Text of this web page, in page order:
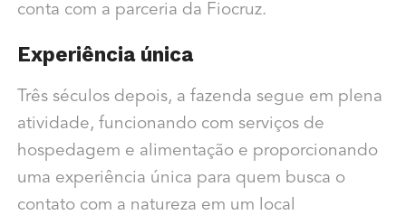
conta com a parceria da Fiocruz.
Experiência única
Três séculos depois, a fazenda segue em plena
atividade, funcionando com serviços de
hospedagem e alimentação e proporcionando
uma experiência única para quem busca o
contato com a natureza em um local